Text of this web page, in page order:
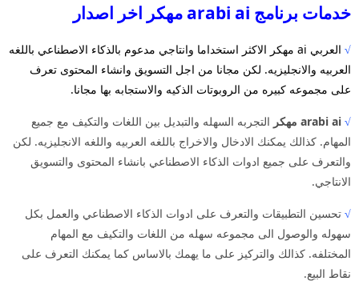
خدمات برنامج arabi ai مهكر اخر اصدار
√
العربي ai مهكر الاكثر استخداما وانتاجي مدعوم بالذكاء الاصطناعي باللغه
العربيه والانجليزيه. لكن مجانا من اجل التسويق وانشاء المحتوى تعرف
على مجموعه كبيره من الروبوتات الذكيه والاستجابه بها مجانا.
√ arabi ai مهكر
التجربه السهله والتبديل بين اللغات والتكيف مع جميع
المهام. كذالك يمكنك الادخال والاخراج باللغه العربيه واللغه الانجليزيه. لكن
والتعرف على جميع ادوات الذكاء الاصطناعي بانشاء المحتوى والتسويق
الانتاجي.
√ تحسين التطبيقات والتعرف على ادوات الذكاء الاصطناعي والعمل بكل
سهوله والوصول الى مجموعه سهله من اللغات والتكيف مع المهام
المختلفه. كذالك والتركيز على ما يهمك بالاساس كما يمكنك التعرف على
نقاط البيع.